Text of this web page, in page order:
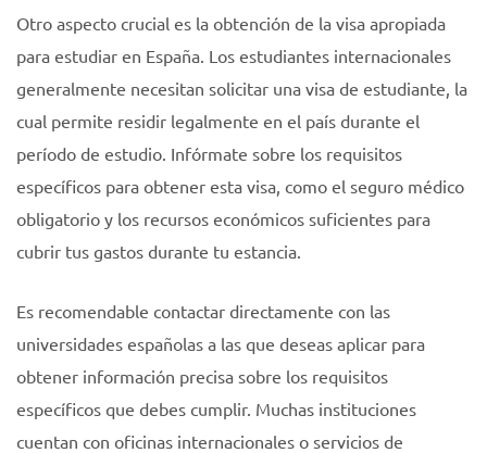
Otro aspecto crucial es la obtención de la visa apropiada
para estudiar en España. Los estudiantes internacionales
generalmente necesitan solicitar una visa de estudiante, la
cual permite residir legalmente en el país durante el
período de estudio. Infórmate sobre los requisitos
específicos para obtener esta visa, como el seguro médico
obligatorio y los recursos económicos suficientes para
cubrir tus gastos durante tu estancia.
Es recomendable contactar directamente con las
universidades españolas a las que deseas aplicar para
obtener información precisa sobre los requisitos
específicos que debes cumplir. Muchas instituciones
cuentan con oficinas internacionales o servicios de